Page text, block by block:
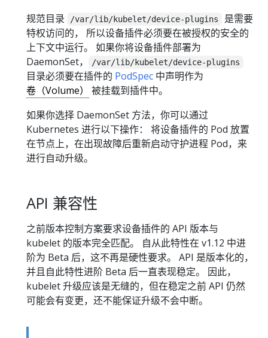
规范目录
/var/lib/kubelet/device-plugins
是需要
特权访问的， 所以设备插件必须要在被授权的安全的
上下文中运行。 如果你将设备插件部署为
DaemonSet，
/var/lib/kubelet/device-plugins
目录必须要在插件的 PodSpec 中声明作为
卷（Volume）
被挂载到插件中。
如果你选择 DaemonSet 方法，你可以通过
Kubernetes 进行以下操作： 将设备插件的 Pod 放置
在节点上，在出现故障后重新启动守护进程 Pod，来
进行自动升级。
API 兼容性
之前版本控制方案要求设备插件的 API 版本与
kubelet 的版本完全匹配。 自从此特性在 v1.12 中进
阶为 Beta 后，这不再是硬性要求。 API 是版本化的，
并且自此特性进阶 Beta 后一直表现稳定。 因此，
kubelet 升级应该是无缝的，但在稳定之前 API 仍然
可能会有变更，还不能保证升级不会中断。